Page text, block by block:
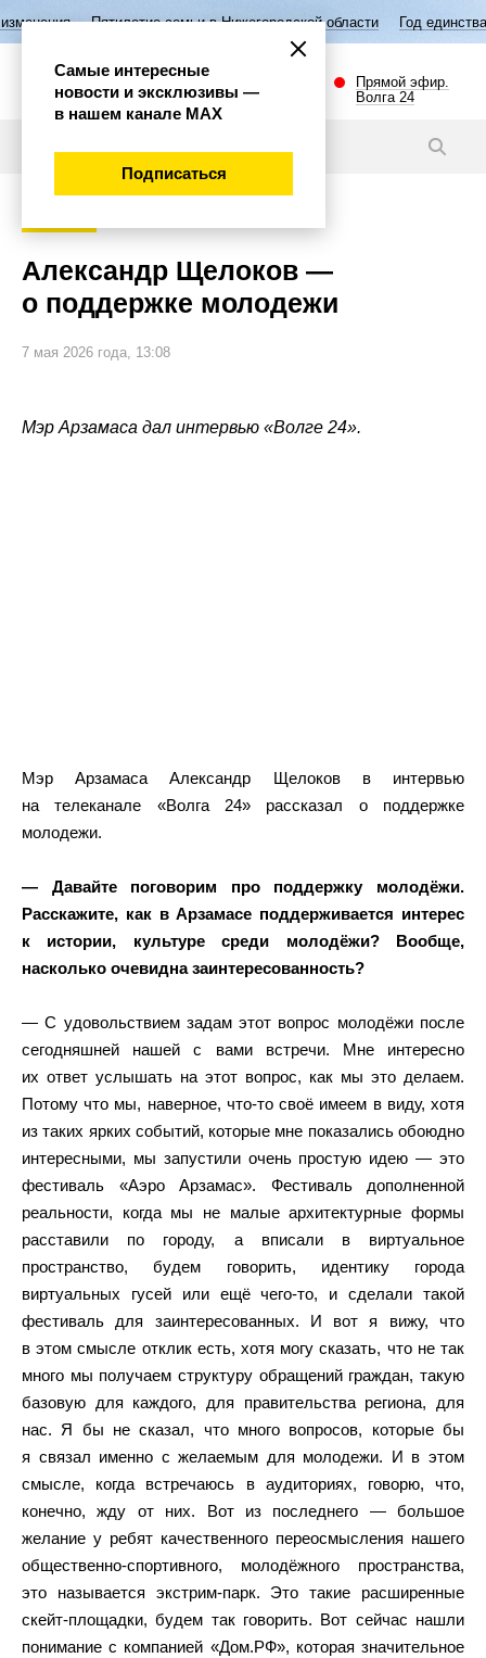
семьи в Нижегородской области Год единства народов России
Прямой эфир.
Волга 24
Александр Щелоков —
о поддержке молодежи
7 мая 2026 года, 13:08
Мэр Арзамаса дал интервью «Волге 24».
Мэр Арзамаса Александр Щелоков в интервью
на телеканале «Волга 24» рассказал о поддержке
молодежи.
— Давайте поговорим про поддержку молодёжи.
Расскажите, как в Арзамасе поддерживается интерес
к истории, культуре среди молодёжи? Вообще,
насколько очевидна заинтересованность?
— С удовольствием задам этот вопрос молодёжи после
сегодняшней нашей с вами встречи. Мне интересно
их ответ услышать на этот вопрос, как мы это делаем.
Потому что мы, наверное, что-то своё имеем в виду, хотя
из таких ярких событий, которые мне показались обоюдно
интересными, мы запустили очень простую идею — это
фестиваль «Аэро Арзамас». Фестиваль дополненной
реальности, когда мы не малые архитектурные формы
расставили по городу, а вписали в виртуальное
пространство, будем говорить, идентику города
виртуальных гусей или ещё чего-то, и сделали такой
фестиваль для заинтересованных. И вот я вижу, что
в этом смысле отклик есть, хотя могу сказать, что не так
много мы получаем структуру обращений граждан, такую
базовую для каждого, для правительства региона, для
нас. Я бы не сказал, что много вопросов, которые бы
я связал именно с желаемым для молодежи. И в этом
смысле, когда встречаюсь в аудиториях, говорю, что,
конечно, жду от них. Вот из последнего — большое
желание у ребят качественного переосмысления нашего
общественно-спортивного, молодёжного пространства,
это называется экстрим-парк. Это такие расширенные
скейт-площадки, будем так говорить. Вот сейчас нашли
понимание с компанией «Дом.РФ», которая значительное
Самые интересные
новости и эксклюзивы —
в нашем канале МАХ
Подписаться